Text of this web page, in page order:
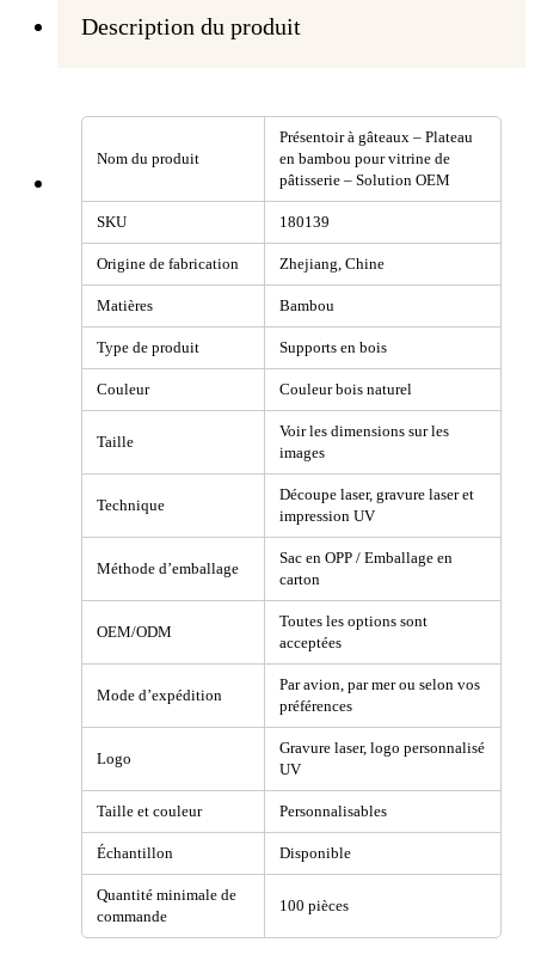
Description du produit
Nom du produit
Présentoir à gâteaux – Plateau
en bambou pour vitrine de
pâtisserie – Solution OEM
SKU 180139
Origine de fabrication Zhejiang, Chine
Matières Bambou
Type de produit Supports en bois
Couleur Couleur bois naturel
Taille
Voir les dimensions sur les
images
Technique
Découpe laser, gravure laser et
impression UV
Méthode d’emballage
Sac en OPP / Emballage en
carton
OEM/ODM
Toutes les options sont
acceptées
Mode d’expédition
Par avion, par mer ou selon vos
préférences
Logo
Gravure laser, logo personnalisé
UV
Taille et couleur Personnalisables
Échantillon Disponible
Quantité minimale de
commande
100 pièces